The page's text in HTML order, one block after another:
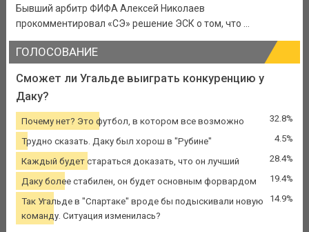
Бывший арбитр ФИФА Алексей Николаев
прокомментировал «СЭ» решение ЭСК о том, что ...
ГОЛОСОВАНИЕ
Сможет ли Угальде выиграть конкуренцию у
Даку?
Почему нет? Это футбол, в котором все возможно 32.8%
Трудно сказать. Даку был хорош в "Рубине" 4.5%
Каждый будет стараться доказать, что он лучший 28.4%
Даку более стабилен, он будет основным форвардом 19.4%
Так Угальде в "Спартаке" вроде бы подыскивали новую
команду. Ситуация изменилась?
14.9%